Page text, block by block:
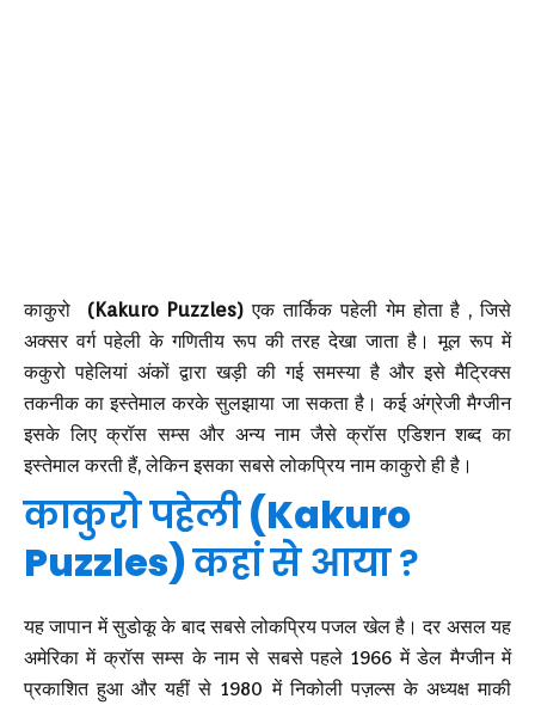
काकुरो (Kakuro Puzzles)एक तार्किक पहेली गेम होता है , जिसे
अक्सर वर्ग पहेली के गणितीय रूप की तरह देखा जाता है। मूल रूप में
ककुरो पहेलियां अंकों द्वारा खड़ी की गई समस्या है और इसे मैट्रिक्स
तकनीक का इस्तेमाल करके सुलझाया जा सकता है। कई अंग्रेजी मैग्जीन
इसके लिए क्रॉस सम्स और अन्य नाम जैसे क्रॉस एडिशन शब्द का
इस्तेमाल करती हैं, लेकिन इसका सबसे लोकप्रिय नाम काकुरो ही है।
काकुरो पहेली(Kakuro
Puzzles)कहां से आया ?
यह जापान में सुडोकू के बाद सबसे लोकप्रिय पजल खेल है। दर असल यह
अमेरिका में क्रॉस सम्स के नाम से सबसे पहले 1966 में डेल मैग्जीन में
प्रकाशित हुआ और यहीं से 1980 में निकोली पज़ल्स के अध्यक्ष माकी